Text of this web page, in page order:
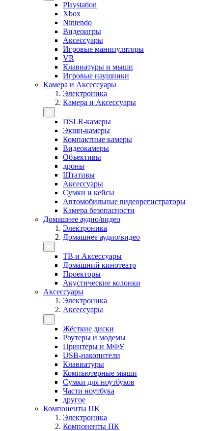
Playstation
Xbox
Nintendo
Видеоигры
Аксессуары
Игровые манипуляторы
VR
Клавиатуры и мыши
Игровые наушники
Камера и Аксессуары
Электроника
Камера и Аксессуары
DSLR-камеры
Экшн-камеры
Компактные камеры
Видеокамеры
Объективы
дроны
Штативы
Аксессуары
Сумки и кейсы
Автомобильные видеорегистраторы
Камера безопасности
Домашнее аудио/видео
Электроника
Домашнее аудио/видео
ТВ и Аксессуары
Домашний кинотеатр
Проекторы
Акустические колонки
Аксессуары
Электроника
Аксессуары
Жёсткие диски
Роутеры и модемы
Принтеры и МФУ
USB-накопители
Клавиатуры
Компьютерные мыши
Сумки для ноутбуков
Части ноутбука
другое
Компоненты ПК
Электроника
Компоненты ПК